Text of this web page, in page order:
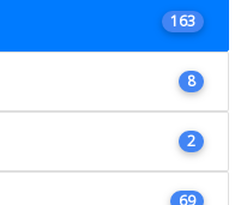
163
8
2
69